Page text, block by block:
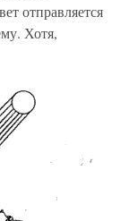
отправляется
Хотя,